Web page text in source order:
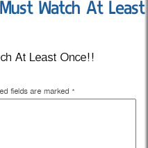
Watch At Least
At Least Once!!
fields are marked *